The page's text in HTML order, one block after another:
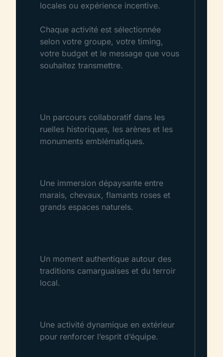
locales ou expérience incentive.
Chaque activité est sélectionnée
selon votre groupe, votre timing,
votre budget et le message que vous
souhaitez transmettre.
Un parcours collaboratif dans les
ruelles historiques, les arènes et les
monuments emblématiques.
Une immersion dépaysante entre
marais, chevaux, flamants roses et
grands espaces naturels.
Un moment authentique autour des
traditions camarguaises et du terroir
local.
Une activité dynamique en extérieur
pour renforcer l’esprit d’équipe.